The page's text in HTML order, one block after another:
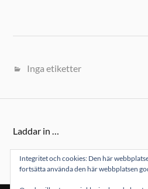
Inga etiketter
Laddar in …
Integritet och cookies: Den här
fortsätta använda den här webbplatsen